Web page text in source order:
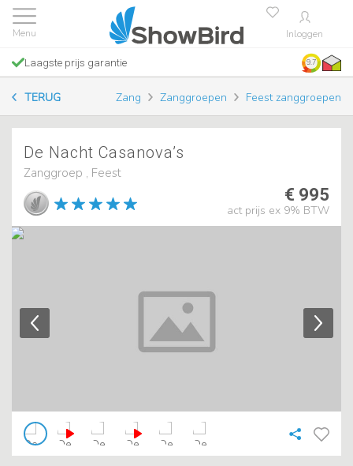
Inloggen
Laagste prijs garantie 9.7
TERUG Zang Zanggroepen Feest zanggroepen
De Nacht Casanova’s
Zanggroep , Feest
€ 995
act prijs ex 9% BTW